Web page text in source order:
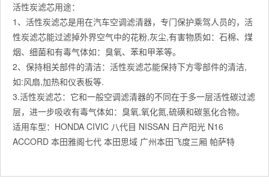
活性炭滤芯用途：
1、活性炭滤芯是用在汽车空调滤清器，专门保护乘驾人员的，活
性炭滤芯能过滤掉外界空气中的花粉,灰尘,有害物质如：石棉、煤
烟、细菌和有毒气体如：臭氧、苯和甲苯等。
2、保持相关部件的清洁：活性炭滤芯能保持下方零部件的清洁,
如:风扇,加热和仪表板等.
3.活性炭滤芯：它和一般空调滤清器的不同在于多一层活性碳过滤
层，进一步吸收有毒气体如：臭氧,氧化氮,硫磺和碳氢化合物。
适用车型：HONDA CIVIC 八代目 NISSAN 日产阳光 N16
ACCORD 本田雅阁七代 本田思域 广州本田飞度三厢 帕萨特